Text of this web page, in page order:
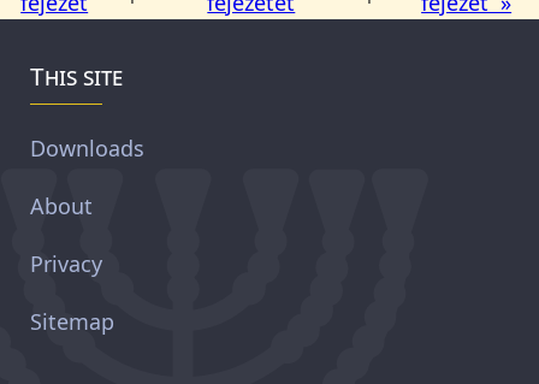
This site
Downloads
About
Privacy
Sitemap